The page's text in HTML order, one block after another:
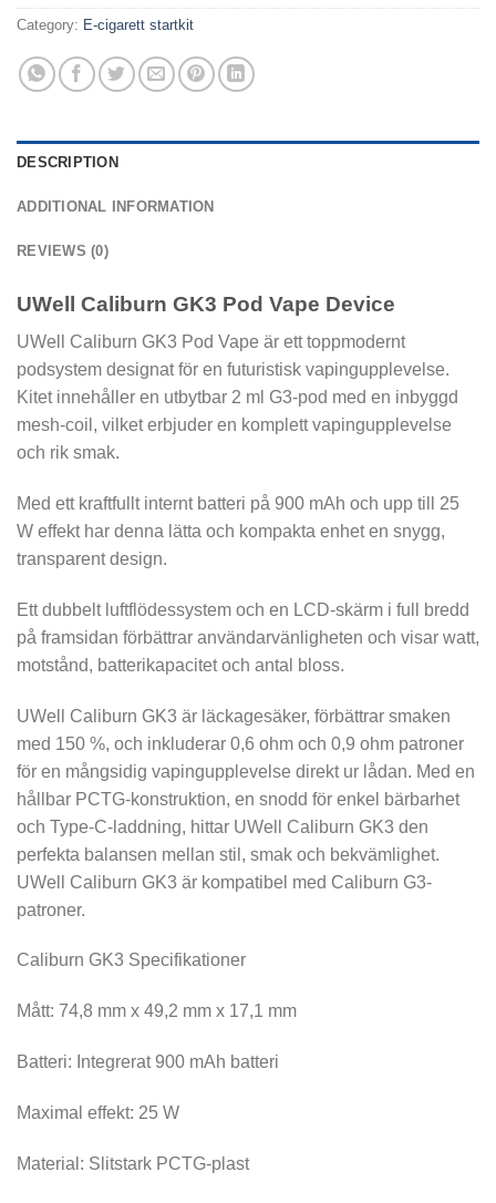
Category: E-cigarett startkit
DESCRIPTION
ADDITIONAL INFORMATION
REVIEWS (0)
UWell Caliburn GK3 Pod Vape Device
UWell Caliburn GK3 Pod Vape är ett toppmodernt
podsystem designat för en futuristisk vapingupplevelse.
Kitet innehåller en utbytbar 2 ml G3-pod med en inbyggd
mesh-coil, vilket erbjuder en komplett vapingupplevelse
och rik smak.
Med ett kraftfullt internt batteri på 900 mAh och upp till 25
W effekt har denna lätta och kompakta enhet en snygg,
transparent design.
Ett dubbelt luftflödessystem och en LCD-skärm i full bredd
på framsidan förbättrar användarvänligheten och visar watt,
motstånd, batterikapacitet och antal bloss.
UWell Caliburn GK3 är läckagesäker, förbättrar smaken
med 150 %, och inkluderar 0,6 ohm och 0,9 ohm patroner
för en mångsidig vapingupplevelse direkt ur lådan. Med en
hållbar PCTG-konstruktion, en snodd för enkel bärbarhet
och Type-C-laddning, hittar UWell Caliburn GK3 den
perfekta balansen mellan stil, smak och bekvämlighet.
UWell Caliburn GK3 är kompatibel med Caliburn G3-
patroner.
Caliburn GK3 Specifikationer
Mått: 74,8 mm x 49,2 mm x 17,1 mm
Batteri: Integrerat 900 mAh batteri
Maximal effekt: 25 W
Material: Slitstark PCTG-plast